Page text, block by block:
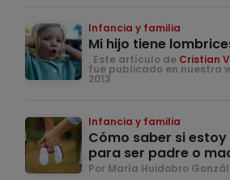
Infancia y familia
Mi hijo tiene
. Este artículo de Cristian
fue publicado en nuestra
2013
Infancia y familia
Cómo saber si
para ser padre o
Por María Huidobro